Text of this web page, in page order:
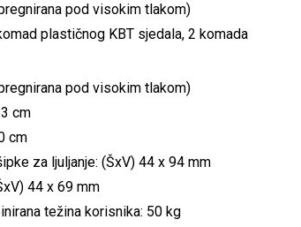
pod visokim tlakom)
plastičnog KBT sjedala, 2 komada
pod visokim tlakom)
cm
cm
za ljuljanje: (ŠxV) 44 x 94 mm
44 x 69 mm
težina korisnika: 50 kg